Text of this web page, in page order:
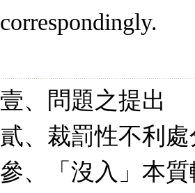
correspondingly.
壹、問題之提出
貳、裁罰性不利
參、「沒入」本